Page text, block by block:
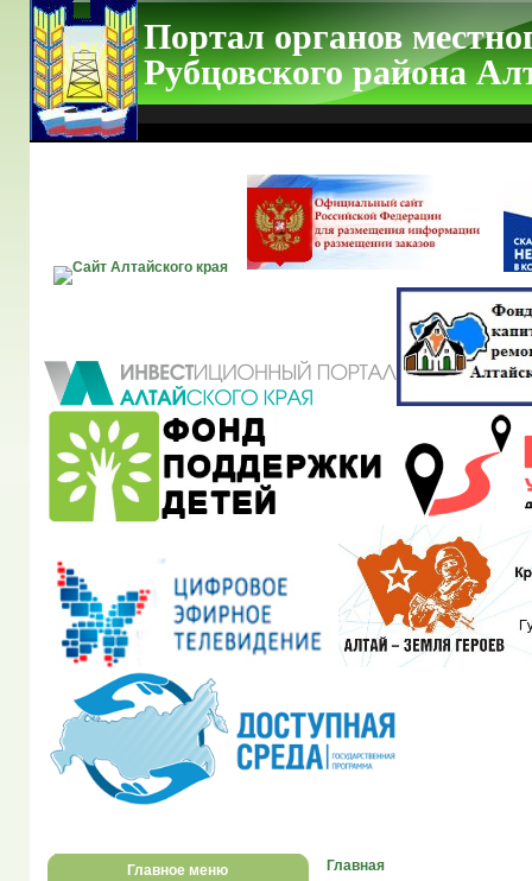
Портал органов
Рубцовского района
Главное меню Главная